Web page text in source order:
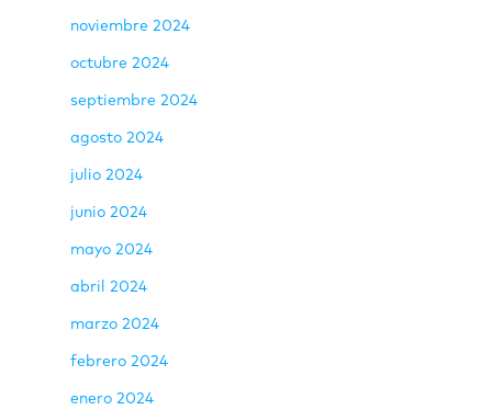
noviembre 2024
octubre 2024
septiembre 2024
agosto 2024
julio 2024
junio 2024
mayo 2024
abril 2024
marzo 2024
febrero 2024
enero 2024